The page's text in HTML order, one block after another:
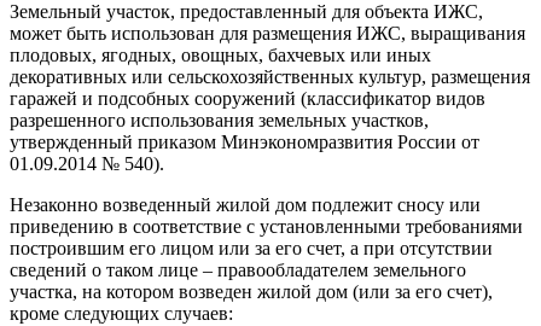
Земельный участок, предоставленный для объекта ИЖС,
может быть использован для размещения ИЖС, выращивания
плодовых, ягодных, овощных, бахчевых или иных
декоративных или сельскохозяйственных культур, размещения
гаражей и подсобных сооружений (классификатор видов
разрешенного использования земельных участков,
утвержденный приказом Минэкономразвития России от
01.09.2014 № 540).
Незаконно возведенный жилой дом подлежит сносу или
приведению в соответствие с установленными требованиями
построившим его лицом или за его счет, а при отсутствии
сведений о таком лице – правообладателем земельного
участка, на котором возведен жилой дом (или за его счет),
кроме следующих случаев: